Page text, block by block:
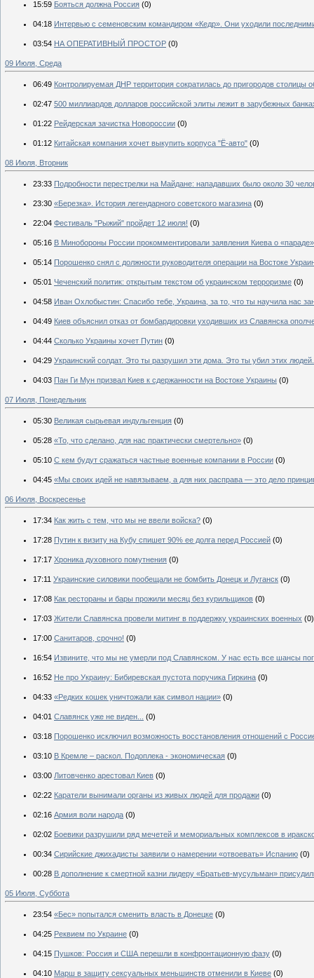
15:59 Бояться должна Россия (0)
04:18 Интервью с семеновским командиром «Кедр». Они уходили
03:54 НА ОПЕРАТИВНЫЙ ПРОСТОР (0)
09 Июля, Среда
06:49 Контролируемая ДНР территория сократилась до пригородов столицы
02:47 500 миллиардов долларов российской элиты лежит в зарубежных
01:22 Рейдерская зачистка Новороссии (0)
01:12 Китайская компания хочет выкупить корпуса "Ё-авто" (0)
08 Июля, Вторник
23:33 Подробности перестрелки на Майдане: нападавших было около 30
23:30 «Березка». История легендарного советского магазина (0)
22:04 Фестиваль "Рыжий" пройдет 12 июля! (0)
05:16 В Минобороны России прокомментировали заявления Киева о
05:14 Порошенко снял с должности руководителя операции на Востоке
05:01 Чеченский политик: открытым текстом об украинском терроризме (0)
04:58 Иван Охлобыстин: Спасибо тебе, Украина, за то, что ты научила нас
04:49 Киев объяснил отказ от бомбардировки уходивших из Славянска
04:44 Сколько Украины хочет Путин (0)
04:29 Украинский солдат. Это ты разрушил эти дома. Это ты убил этих
04:03 Пан Ги Мун призвал Киев к сдержанности на Востоке Украины (0)
07 Июля, Понедельник
05:30 Великая сырьевая индульгенция (0)
05:28 «То, что сделано, для нас практически смертельно» (0)
05:10 С кем будут сражаться частные военные компании в России (0)
04:45 «Мы своих идей не навязываем, а для них расправа — это дело
06 Июля, Воскресенье
17:34 Как жить с тем, что мы не ввели войска? (0)
17:28 Путин к визиту на Кубу спишет 90% ее долга перед Россией (0)
17:17 Хроника духовного помутнения (0)
17:11 Украинские силовики пообещали не бомбить Донецк и Луганск (0)
17:08 Как рестораны и бары прожили месяц без курильщиков (0)
17:03 Жители Славянска провели митинг в поддержку украинских военных (0)
17:00 Санитаров, срочно! (0)
16:54 Извините, что мы не умерли под Славянском. У нас есть все шансы
16:52 Не про Украину: Бибиревская пустота поручика Гиркина (0)
04:33 «Редких кошек уничтожали как символ нации» (0)
04:01 Славянск уже не виден... (0)
03:18 Порошенко исключил возможность восстановления отношений с
03:10 В Кремле – раскол. Подоплека - экономическая (0)
03:00 Литовченко арестовал Киев (0)
02:22 Каратели вынимали органы из живых людей для продажи (0)
02:16 Армия воли народа (0)
02:02 Боевики разрушили ряд мечетей и мемориальных комплексов в
00:34 Сирийские джихадисты заявили о намерении «отвоевать» Испанию (0)
00:28 В дополнение к смертной казни лидеру «Братьев-мусульман»
05 Июля, Суббота
23:54 «Бес» попытался сменить власть в Донецке (0)
04:25 Реквием по Украине (0)
04:15 Пушков: Россия и США перешли в конфронтационную фазу (0)
04:10 Марш в защиту сексуальных меньшинств отменили в Киеве (0)